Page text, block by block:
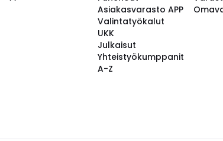
Asiakasvarasto APP
Valintatyökalut
UKK
Julkaisut
Yhteistyökumppanit
A-Z